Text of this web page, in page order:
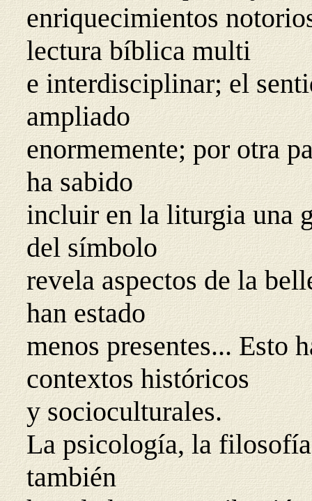
enriquecimientos
lectura bíblica multi
e interdisciplinar; el
ampliado
enormemente; por otra
ha sabido
incluir en la liturgia una
del símbolo
revela aspectos de la
han estado
menos presentes... Esto
contextos históricos
y socioculturales.
La psicología, la
también